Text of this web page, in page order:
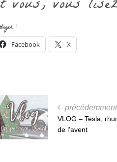
:
Facebook X
précédemment
VLOG – Tesla,
de l’avent